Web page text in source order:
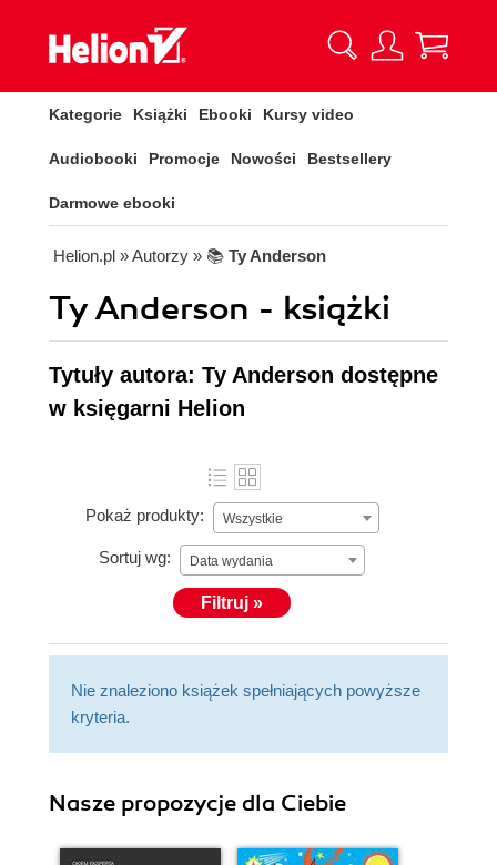
Kategorie Książki Ebooki Kursy video
Audiobooki Promocje Nowości Bestsellery
Darmowe ebooki
Helion.pl » Autorzy » 📚 Ty Anderson
Ty Anderson - książki
Tytuły autora: Ty Anderson dostępne
w księgarni Helion
Pokaż produkty: Wszystkie
Sortuj wg: Data wydania
Filtruj »
Nie znaleziono książek spełniających powyższe
kryteria.
Nasze propozycje dla Ciebie